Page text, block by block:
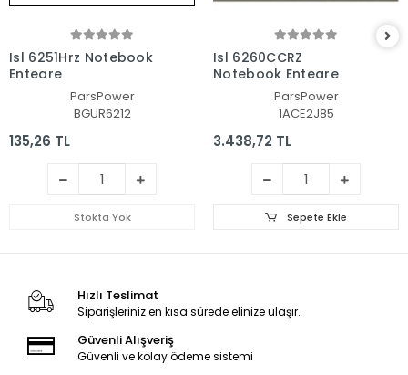
Isl 6251Hrz Notebook
Entegre
ParsPower
BGUR6212
135,26 TL
Stokta Yok
Isl 6260CCRZ
Notebook Entegre
ParsPower
1ACE2J85
3.438,72 TL
Sepete Ekle
Hızlı Teslimat
Siparişleriniz en kısa sürede elinize ulaşır.
Güvenli Alışveriş
Güvenli ve kolay ödeme sistemi